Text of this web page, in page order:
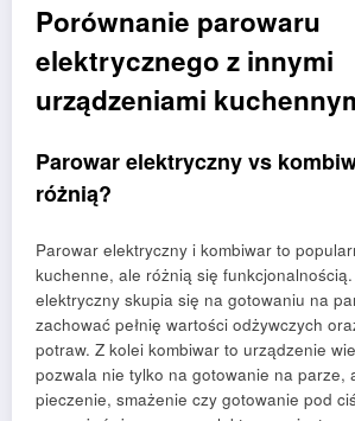
Porównanie parowaru
elektrycznego z innymi
urządzeniami
Parowar elektryczny vs
różnią?
Parowar elektryczny i kombiwar to
kuchenne, ale różnią się
elektryczny skupia się na gotowaniu na
zachować pełnię wartości odżywczych
potraw. Z kolei kombiwar to urządzenie
pozwala nie tylko na gotowanie na parze,
pieczenie, smażenie czy gotowanie pod